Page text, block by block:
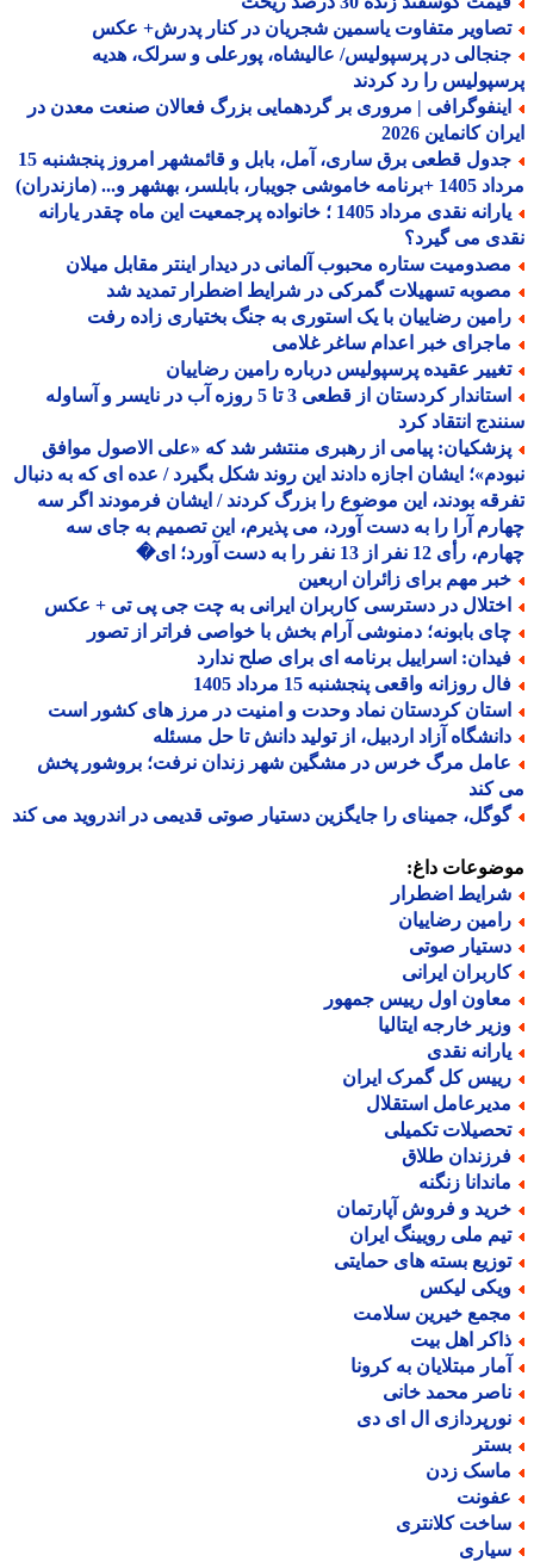
متفاوت یاسمین شجریان در کنار پدرش+ عکس
در پرسپولیس/ عالیشاه، پورعلی و سرلک، هدیه
را رد کردند
| مروری بر گردهمایی بزرگ فعالان صنعت معدن در
کانماین 2026
جدول قطعی برق ساری، آمل، بابل و قائمشهر امروز پنجشنبه 15
بابلسر، بهشهر و... (مازندران)
یارانه نقدی مرداد 1405 ؛ خانواده پرجمعیت این ماه چقدر یارانه
می گیرد؟
ستاره محبوب آلمانی در دیدار اینتر مقابل میلان
تسهیلات گمرکی در شرایط اضطرار تمدید شد
رضاییان با یک استوری به جنگ بختیاری زاده رفت
خبر اعدام ساغر غلامی
عقیده پرسپولیس درباره رامین رضاییان
استاندار کردستان از قطعی 3 تا 5 روزه آب در نایسر و آساوله
انتقاد کرد
پیامی از رهبری منتشر شد که «علی الاصول موافق
ایشان اجازه دادند این روند شکل بگیرد / عده ای که به دنبال
بودند، این موضوع را بزرگ کردند / ایشان فرمودند اگر سه
آرا را به دست آورد، می پذیرم، این تصمیم به جای سه
نفر از 13 نفر را به دست آورد؛ ای�
مهم برای زائران اربعین
در دسترسی کاربران ایرانی به چت جی پی تی + عکس
بابونه؛ دمنوشی آرام بخش با خواصی فراتر از تصور
اسراییل برنامه ای برای صلح ندارد
روزانه واقعی پنجشنبه 15 مرداد 1405
کردستان نماد وحدت و امنیت در مرز های کشور است
آزاد اردبیل، از تولید دانش تا حل مسئله
مرگ خرس در مشگین شهر زندان نرفت؛ بروشور پخش
کند
جمینای را جایگزین دستیار صوتی قدیمی در اندروید می کند
داغ:
اضطرار
رضاییان
صوتی
ایرانی
اول رییس جمهور
خارجه ایتالیا
نقدی
کل گمرک ایران
استقلال
تکمیلی
طلاق
زنگنه
و فروش آپارتمان
ملی رویینگ ایران
بسته های حمایتی
لیکس
خیرین سلامت
اهل بیت
مبتلایان به کرونا
محمد خانی
ال ای دی
زدن
کلانتری